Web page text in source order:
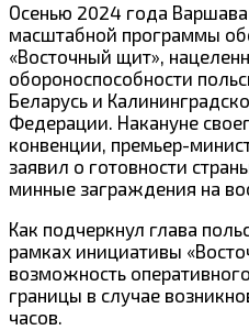
Осенью 2024 года Варшава
масштабной программы
«Восточный щит»,
обороноспособности
Беларусь и
Федерации. Накануне
конвенции, премьер-
заявил о готовности
минные заграждения на
Как подчеркнул глава
рамках инициативы
возможность
границы в случае
часов.